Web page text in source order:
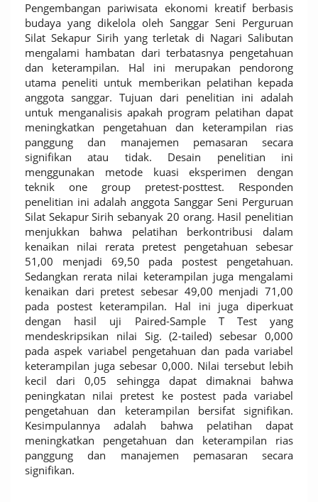
Pengembangan pariwisata ekonomi kreatif berbasis
budaya yang dikelola oleh Sanggar Seni Perguruan
Silat Sekapur Sirih yang terletak di Nagari Salibutan
mengalami hambatan dari terbatasnya pengetahuan
dan keterampilan. Hal ini merupakan pendorong
utama peneliti untuk memberikan pelatihan kepada
anggota sanggar. Tujuan dari penelitian ini adalah
untuk menganalisis apakah program pelatihan dapat
meningkatkan pengetahuan dan keterampilan rias
panggung dan manajemen pemasaran secara
signifikan atau tidak. Desain penelitian ini
menggunakan metode kuasi eksperimen dengan
teknik one group pretest-posttest. Responden
penelitian ini adalah anggota Sanggar Seni Perguruan
Silat Sekapur Sirih sebanyak 20 orang. Hasil penelitian
menjukkan bahwa pelatihan berkontribusi dalam
kenaikan nilai rerata pretest pengetahuan sebesar
51,00 menjadi 69,50 pada postest pengetahuan.
Sedangkan rerata nilai keterampilan juga mengalami
kenaikan dari pretest sebesar 49,00 menjadi 71,00
pada postest keterampilan. Hal ini juga diperkuat
dengan hasil uji Paired-Sample T Test yang
mendeskripsikan nilai Sig. (2-tailed) sebesar 0,000
pada aspek variabel pengetahuan dan pada variabel
keterampilan juga sebesar 0,000. Nilai tersebut lebih
kecil dari 0,05 sehingga dapat dimaknai bahwa
peningkatan nilai pretest ke postest pada variabel
pengetahuan dan keterampilan bersifat signifikan.
Kesimpulannya adalah bahwa pelatihan dapat
meningkatkan pengetahuan dan keterampilan rias
panggung dan manajemen pemasaran secara
signifikan.